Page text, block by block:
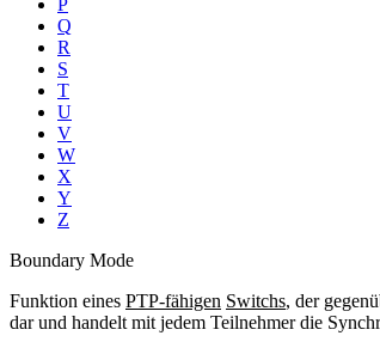
P
Q
R
S
T
U
V
W
X
Y
Z
Boundary Mode
Funktion eines PTP-fähigen Switchs, der
dar und handelt mit jedem Teilnehmer die